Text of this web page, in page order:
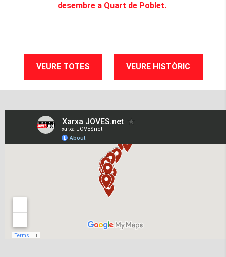
desembre a Quart de Poblet.
VEURE TOTES VEURE HISTÒRIC